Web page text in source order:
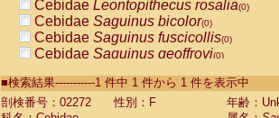
Cebidae Leontopithecus rosalia(0)
Cebidae Saguinus bicolor(0)
Cebidae Saguinus fuscicollis(0)
Cebidae Saguinus geoffroyi(0)
CebidaeSaguinus labiatus(0)
Cebidae Saguinus leucopus (0)
■検索結果-----------1 件中 1 件から 1 件を表示中
剖検番号：02272
性別：F
年齢：